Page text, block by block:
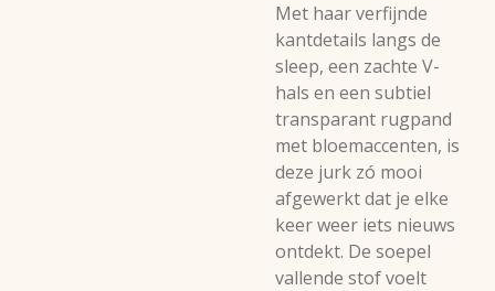
Met haar verfijnde
kantdetails langs de
sleep, een zachte V-
hals en een subtiel
transparant rugpand
met bloemaccenten, is
deze jurk zó mooi
afgewerkt dat je elke
keer weer iets nieuws
ontdekt. De soepel
vallende stof voelt